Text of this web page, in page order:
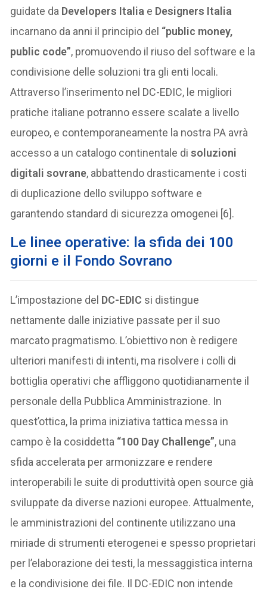
guidate da Developers Italia e Designers Italia
incarnano da anni il principio del “public money,
public code”, promuovendo il riuso del software e la
condivisione delle soluzioni tra gli enti locali.
Attraverso l’inserimento nel DC-EDIC, le migliori
pratiche italiane potranno essere scalate a livello
europeo, e contemporaneamente la nostra PA avrà
accesso a un catalogo continentale disoluzioni
digitali sovrane, abbattendo drasticamente i costi
di duplicazione dello sviluppo software e
garantendo standard di sicurezza omogenei [6].
Le linee operative: la sfida dei 100
giorni e il Fondo Sovrano
L’impostazione del DC-EDIC si distingue
nettamente dalle iniziative passate per il suo
marcato pragmatismo. L’obiettivo non è redigere
ulteriori manifesti di intenti, ma risolvere i colli di
bottiglia operativi che affliggono quotidianamente il
personale della Pubblica Amministrazione. In
quest’ottica, la prima iniziativa tattica messa in
campo è la cosiddetta “100 Day Challenge”, una
sfida accelerata per armonizzare e rendere
interoperabili le suite di produttività open source già
sviluppate da diverse nazioni europee. Attualmente,
le amministrazioni del continente utilizzano una
miriade di strumenti eterogenei e spesso proprietari
per l’elaborazione dei testi, la messaggistica interna
e la condivisione dei file. Il DC-EDIC non intende